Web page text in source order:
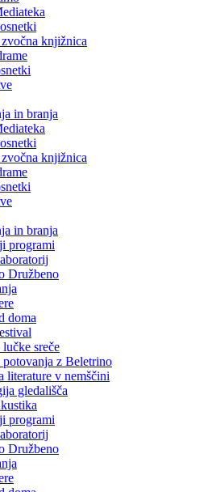
knjižnica
in branja
knjižnica
in branja
programi
Družbeno
doma
sreče
potovanja z Beletrino
literature v nemščini
gledališča
programi
Družbeno